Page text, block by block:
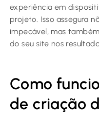
experiência em
projeto. Isso assegura
impecável, mas
do seu site nos
Como
de criação